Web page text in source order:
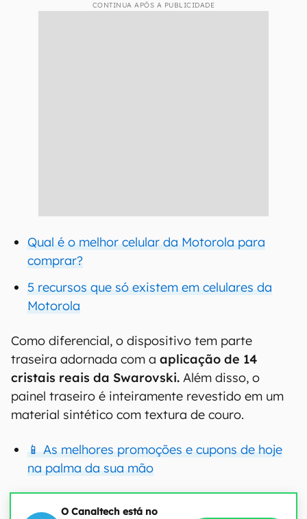
CONTINUA APÓS A PUBLICIDADE
Qual é o melhor celular da Motorola para
comprar?
5 recursos que só existem em celulares da
Motorola
Como diferencial, o dispositivo tem parte
traseira adornada com a aplicação de 14
cristais reais da Swarovski. Além disso, o
painel traseiro é inteiramente revestido em um
material sintético com textura de couro.
📱 As melhores promoções e cupons de hoje
na palma da sua mão
O Canaltech está no